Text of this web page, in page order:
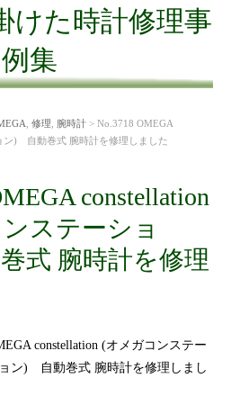
けた時計修理事
例集
修理 腕時計 > No.3718 OMEGA
ン) 自動巻式 腕時計を修理しました
constellation
ステーショ
式 腕時計を修理
constellation (オメガコンステー
ン) 自動巻式 腕時計を修理しまし